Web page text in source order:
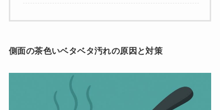
側面の茶色いベタベタ汚れの原因と対策